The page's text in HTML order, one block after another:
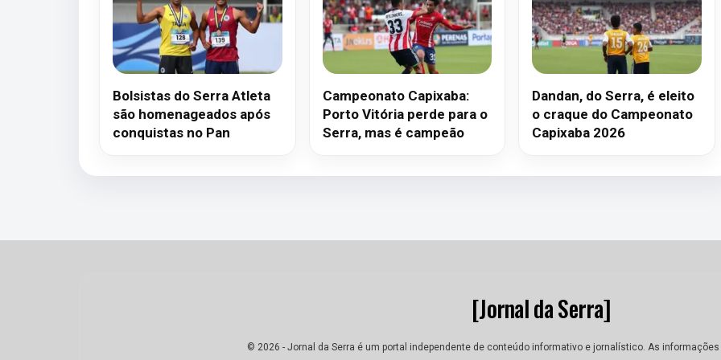
Bolsistas do Serra Atleta
são homenageados após
conquistas no Pan
Campeonato Capixaba:
Porto Vitória perde para o
Serra, mas é campeão
Dandan, do Serra, é eleito
o craque do Campeonato
Capixaba 2026
[Jornal da Serra]
© 2026 - Jornal da Serra é um portal independente de conteúdo informativo e jornalístico. As